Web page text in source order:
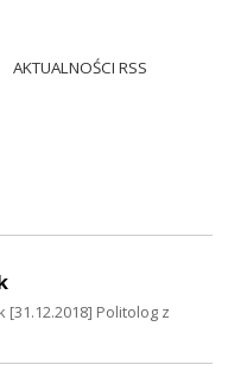
AKTUALNOŚCI RSS
Politolog z